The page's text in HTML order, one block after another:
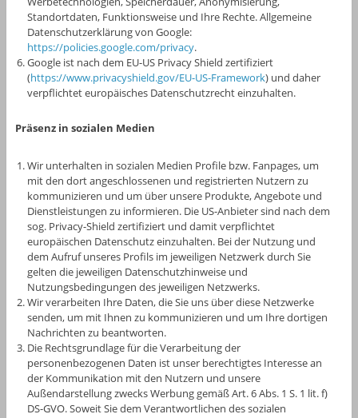
Standortdaten, Funktionsweise und Ihre Rechte. Allgemeine
Datenschutzerklärung von Google:
https://policies.google.com/privacy.
Google ist nach dem EU-US Privacy Shield zertifiziert
(https://www.privacyshield.gov/EU-US-Framework) und daher
verpflichtet europäisches Datenschutzrecht einzuhalten.
Präsenz in sozialen Medien
Wir unterhalten in sozialen Medien Profile bzw. Fanpages, um
mit den dort angeschlossenen und registrierten Nutzern zu
kommunizieren und um über unsere Produkte, Angebote und
Dienstleistungen zu informieren. Die US-Anbieter sind nach dem
sog. Privacy-Shield zertifiziert und damit verpflichtet
europäischen Datenschutz einzuhalten. Bei der Nutzung und
dem Aufruf unseres Profils im jeweiligen Netzwerk durch Sie
gelten die jeweiligen Datenschutzhinweise und
Nutzungsbedingungen des jeweiligen Netzwerks.
Wir verarbeiten Ihre Daten, die Sie uns über diese Netzwerke
senden, um mit Ihnen zu kommunizieren und um Ihre dortigen
Nachrichten zu beantworten.
Die Rechtsgrundlage für die Verarbeitung der
personenbezogenen Daten ist unser berechtigtes Interesse an
der Kommunikation mit den Nutzern und unsere
Außendarstellung zwecks Werbung gemäß Art. 6 Abs. 1 S. 1 lit. f)
DS-GVO. Soweit Sie dem Verantwortlichen des sozialen